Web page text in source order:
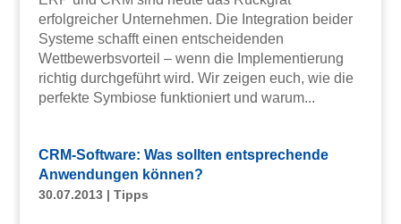
erfolgreicher Unternehmen. Die Integration beider
Systeme schafft einen entscheidenden
Wettbewerbsvorteil – wenn die Implementierung
richtig durchgeführt wird. Wir zeigen euch, wie die
perfekte Symbiose funktioniert und warum...
CRM-Software: Was sollten entsprechende
Anwendungen können?
30.07.2013| Tipps